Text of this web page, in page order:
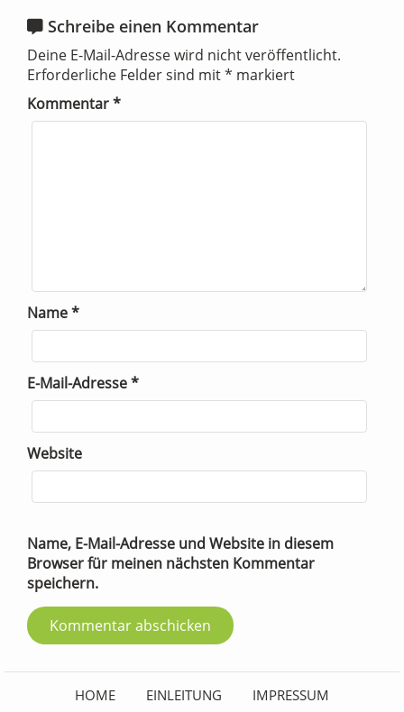
Schreibe einen Kommentar
Deine E-Mail-Adresse wird nicht veröffentlicht.
Erforderliche Felder sind mit* markiert
Kommentar*
Name*
E-Mail-Adresse*
Website
Name, E-Mail-Adresse und Website in diesem
Browser für meinen nächsten Kommentar
speichern.
HOME EINLEITUNG IMPRESSUM